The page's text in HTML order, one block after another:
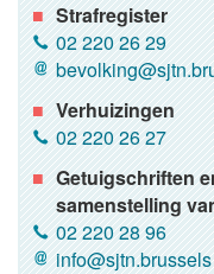
Strafregister
02 220 26 29
Verhuizingen
02 220 26 27
Getuigschriften
samenstelling
02 220 28 96
info@sjtn.brussels